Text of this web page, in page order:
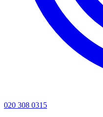
020 308 0315